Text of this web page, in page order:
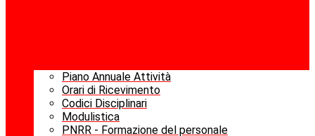
Piano Annuale Attività
Orari di Ricevimento
Codici Disciplinari
Modulistica
PNRR - Formazione del personale